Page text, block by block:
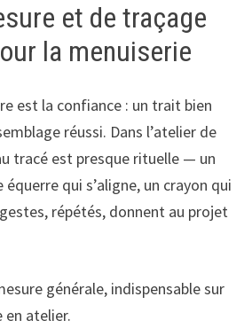
et de traçage
la menuiserie
est la confiance : un trait bien
réussi. Dans l’atelier de
tracé est presque rituelle — un
qui s’aligne, un crayon qui
répétés, donnent au projet
générale, indispensable sur
en atelier.